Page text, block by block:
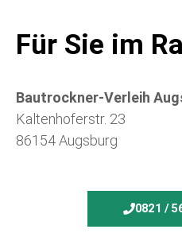
Für Sie im
Bautrockner-Verleih
Kaltenhoferstr. 23
86154 Augsburg
0821 /